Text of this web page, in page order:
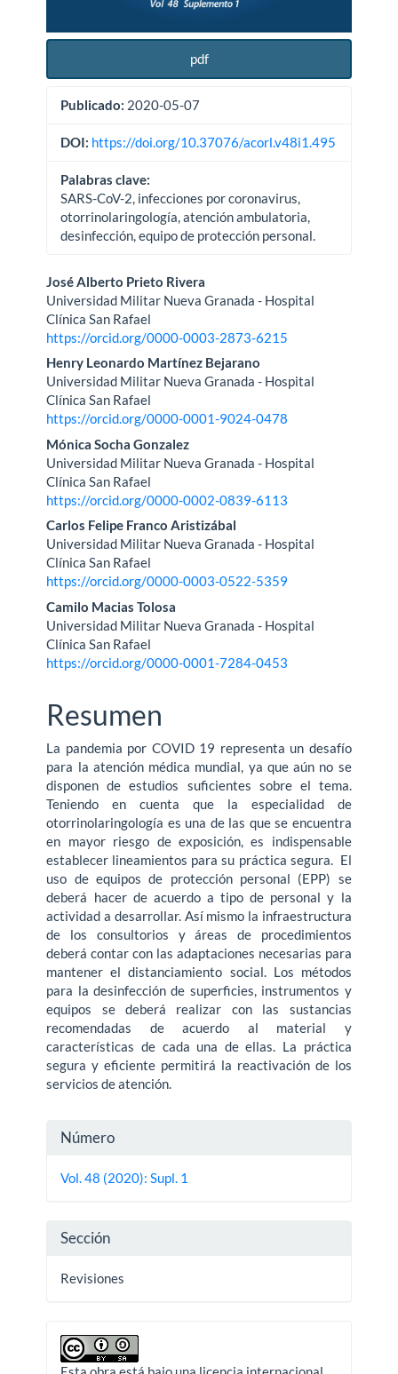
pdf
Publicado: 2020-05-07
DOI: https://doi.org/10.37076/acorl.v48i1.495
Palabras clave:
SARS-CoV-2, infecciones por coronavirus,
otorrinolaringología, atención ambulatoria,
desinfección, equipo de protección personal.
Contenido
principal
del
artículo
José Alberto Prieto Rivera
Universidad Militar Nueva Granada - Hospital
Clínica San Rafael
https://orcid.org/0000-0003-2873-6215
Henry Leonardo Martínez Bejarano
Universidad Militar Nueva Granada - Hospital
Clínica San Rafael
https://orcid.org/0000-0001-9024-0478
Mónica Socha Gonzalez
Universidad Militar Nueva Granada - Hospital
Clínica San Rafael
https://orcid.org/0000-0002-0839-6113
Carlos Felipe Franco Aristizábal
Universidad Militar Nueva Granada - Hospital
Clínica San Rafael
https://orcid.org/0000-0003-0522-5359
Camilo Macias Tolosa
Universidad Militar Nueva Granada - Hospital
Clínica San Rafael
https://orcid.org/0000-0001-7284-0453
Resumen
La pandemia por COVID 19 representa un desafío
para la atención médica mundial, ya que aún no se
disponen de estudios suficientes sobre el tema.
Teniendo en cuenta que la especialidad de
otorrinolaringología es una de las que se encuentra
en mayor riesgo de exposición, es indispensable
establecer lineamientos para su práctica segura. El
uso de equipos de protección personal (EPP) se
deberá hacer de acuerdo a tipo de personal y la
actividad a desarrollar. Así mismo la infraestructura
de los consultorios y áreas de procedimientos
deberá contar con las adaptaciones necesarias para
mantener el distanciamiento social. Los métodos
para la desinfección de superficies, instrumentos y
equipos se deberá realizar con las sustancias
recomendadas de acuerdo al material y
características de cada una de ellas. La práctica
segura y eficiente permitirá la reactivación de los
servicios de atención.
Detalles
del
Número
Vol. 48 (2020): Supl. 1
Sección
Revisiones